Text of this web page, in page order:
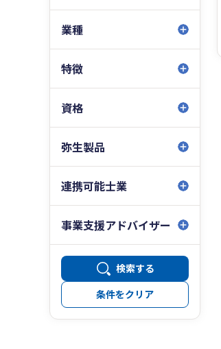
業種
特徴
資格
弥生製品
連携可能士業
事業支援アドバイザー
検索する
条件をクリア